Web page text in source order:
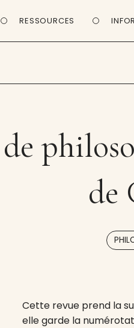
RESSOURCES
de
Cette revue prend la
elle garde la